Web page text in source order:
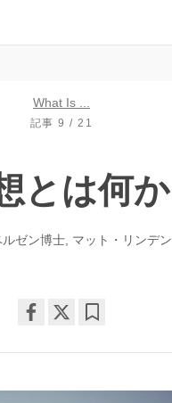
What Is ...
記事 9 / 21
とは何か
ゼン博士, マット・リンデン
on